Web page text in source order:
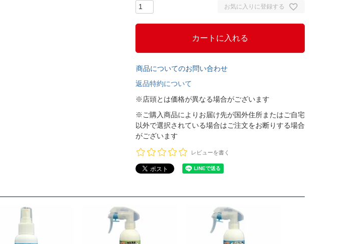
お気に入りに登録する
カートに入れる
商品についてのお問い合わせ
返品特約について
※店頭とは価格が異なる場合がございます
※ご購入商品によりお届け先が国外住所またはご自宅
以外で選択されている場合はご注文をお断りする場合
がございます
レビューを書く